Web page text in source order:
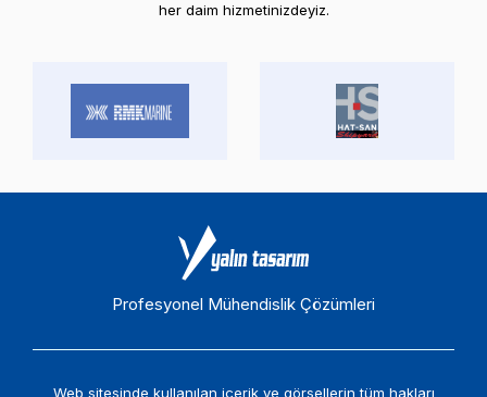
her daim hizmetinizdeyiz.
Profesyonel Mühendislik Çözümleri
Web sitesinde kullanılan içerik ve görsellerin tüm hakları